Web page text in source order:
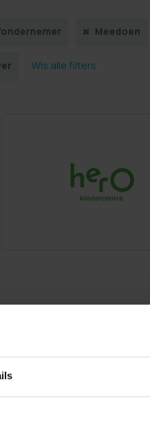
Meedoen
Wis alle filters